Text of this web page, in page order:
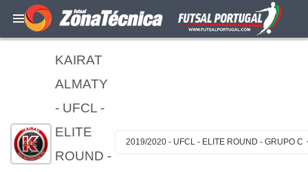
KAIRAT
ALMATY
- UFCL -
ELITE
ROUND -
2019/2020 - UFCL - ELITE ROUND - GRUPO C